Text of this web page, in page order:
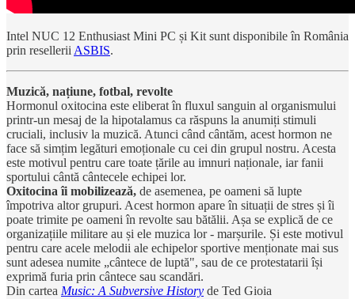
Intel NUC 12 Enthusiast Mini PC și Kit sunt disponibile în România
prin resellerii ASBIS.
Muzică, națiune, fotbal, revolte
Hormonul oxitocina este eliberat în fluxul sanguin al organismului
printr-un mesaj de la hipotalamus ca răspuns la anumiți stimuli
cruciali, inclusiv la muzică. Atunci când cântăm, acest hormon ne
face să simțim legături emoționale cu cei din grupul nostru. Acesta
este motivul pentru care toate țările au imnuri naționale, iar fanii
sportului cântă cântecele echipei lor.
Oxitocina îi mobilizează, de asemenea, pe oameni să lupte
împotriva altor grupuri. Acest hormon apare în situații de stres și îi
poate trimite pe oameni în revolte sau bătălii. Așa se explică de ce
organizațiile militare au și ele muzica lor - marșurile. Și este motivul
pentru care acele melodii ale echipelor sportive menționate mai sus
sunt adesea numite „cântece de luptă", sau de ce protestatarii își
exprimă furia prin cântece sau scandări.
Din cartea Music: A Subversive History de Ted Gioia